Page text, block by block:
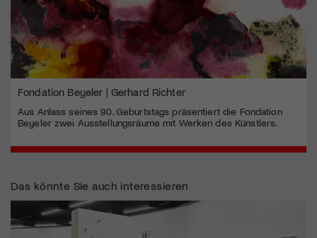
Fondation Beyeler | Gerhard Richter
Aus Anlass seines 90. Geburtstags präsentiert die Fondation
Beyeler zwei Ausstellungsräume mit Werken des Künstlers.
Das könnte Sie auch interessieren